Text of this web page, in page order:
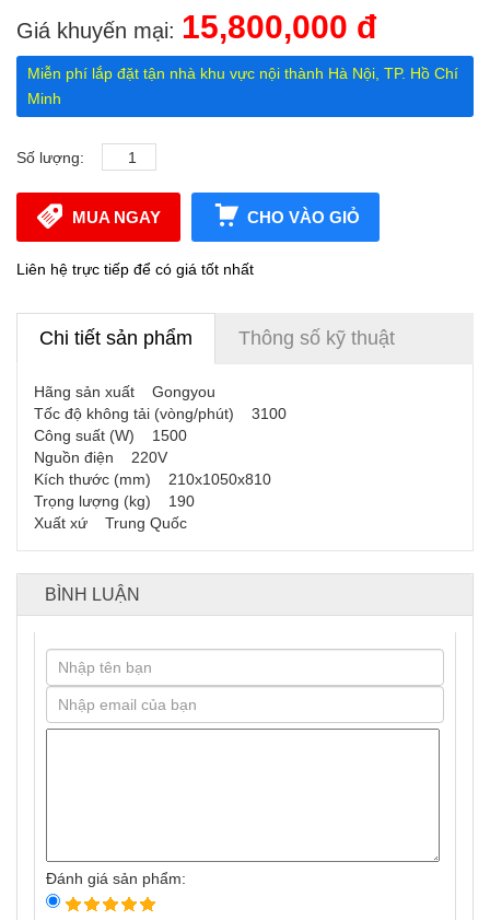
Giá khuyến mại: 15,800,000 đ
Miễn phí lắp đặt tận nhà khu vực nội thành Hà Nội, TP. Hồ Chí
Minh
Số lượng:
MUA NGAY CHO VÀO GIỎ
Liên hệ trực tiếp để có giá tốt nhất
Chi tiết sản phẩm Thông số kỹ thuật
Hãng sản xuất Gongyou
Tốc độ không tải (vòng/phút) 3100
Công suất (W) 1500
Nguồn điện 220V
Kích thước (mm) 210x1050x810
Trọng lượng (kg) 190
Xuất xứ Trung Quốc
BÌNH LUẬN
Đánh giá sản phẩm: